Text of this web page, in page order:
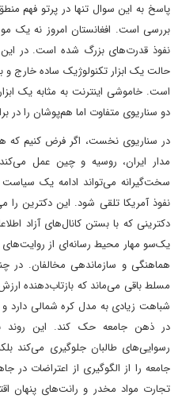
پاسخ به این سوال تنها در پرتو فهم
بررسی است. افغانستان امروز نه یک
نفوذ قدرت‌های بزرگ شده است. در این
حالت یک ابزار تکنولوژیک ساده خارج
است. خاموشی اینترنت به مثابه یک
دو سناریوی متفاوت اما هم‌پوشان را در
در سناریوی نخست، اگر فرض کنیم که
مدار ایران، روسیه و چین عمل
سخت‌گیرانه می‌تواند ادامه یک سیاست
نفوذ آمریکا تلقی شود. این دکترین را
دکترینی که با بستن کانال‌های آزاد
یک‌سو مهار محیط رسانه‌ای از
هماهنگی و سازماندهی مخالفان. در
مسلط باقی می‌ماند که بازتاب‌دهنده
شباهت زیادی به مدل کره شمالی دارد
در ذهن جامعه حک کند. این روند
رسوایی‌های طالبان جلوگیری می‌کند
جامعه را از الگوگیری از اعتراضات در
تجارت مواد مخدر و رانت‌های پنهان